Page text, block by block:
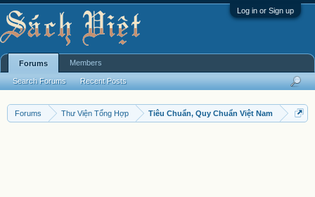
Log in or Sign up
Forums Thư Viện Tổng Hợp Tiêu Chuẩn, Quy Chuẩn Việt Nam
Forums
Search Forums Recent Posts
Members